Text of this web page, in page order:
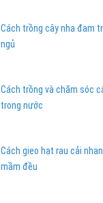
Cách trồng cây nha đam
ngủ
Cách trồng và chăm sóc
trong nước
Cách gieo hạt rau cải
mầm đều